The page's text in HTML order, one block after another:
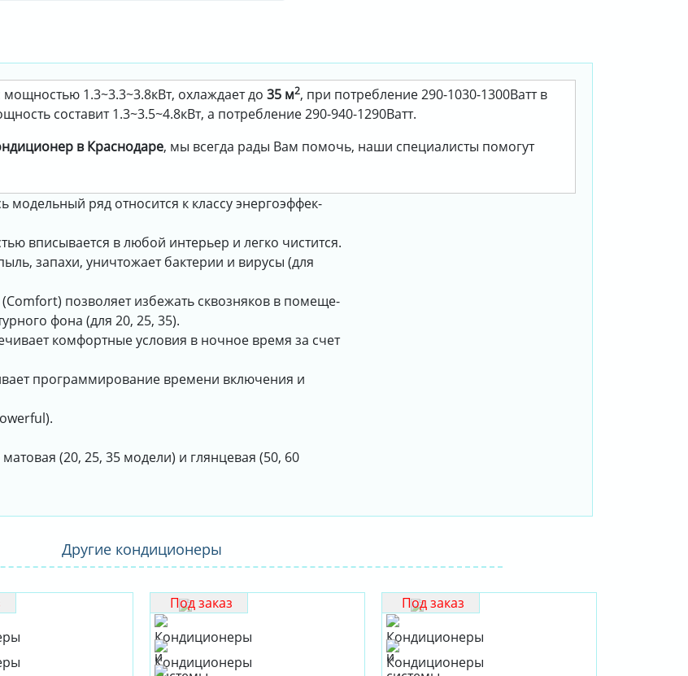
1.3~3.3~3.8кВт, охлаждает до 35 м2, при потребление 290-1030-1300Ватт в
составит 1.3~3.5~4.8кВт, а потребление 290-940-1290Ватт.
в Краснодаре, мы всегда рады Вам помочь, наши специалисты помогут
модельный ряд относится к классу энергоэффек-
вписывается в любой интерьер и легко чистится.
запахи, уничтожает бактерии и вирусы (для
позволяет избежать сквозняков в помеще-
фона (для 20, 25, 35).
комфортные условия в ночное время за счет
программирование времени включения и
(20, 25, 35 модели) и глянцевая (50, 60
Другие кондиционеры
Под заказ Под заказ